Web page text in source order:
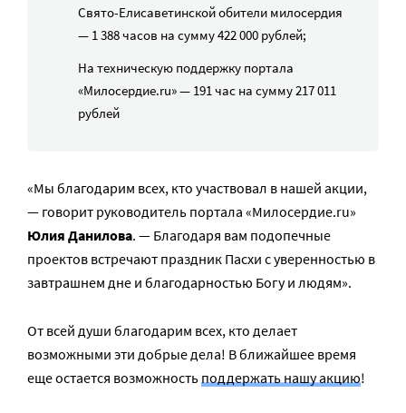
Свято-Елисаветинской обители милосердия
— 1 388 часов на сумму 422 000 рублей;
На техническую поддержку портала
«Милосердие.ru» — 191 час на сумму 217 011
рублей
«Мы благодарим всех, кто участвовал в нашей акции,
— говорит руководитель портала «Милосердие.ru»
Юлия Данилова. — Благодаря вам подопечные
проектов встречают праздник Пасхи с уверенностью в
завтрашнем дне и благодарностью Богу и людям».
От всей души благодарим всех, кто делает
возможными эти добрые дела! В ближайшее время
еще остается возможностьподдержать нашу акцию!